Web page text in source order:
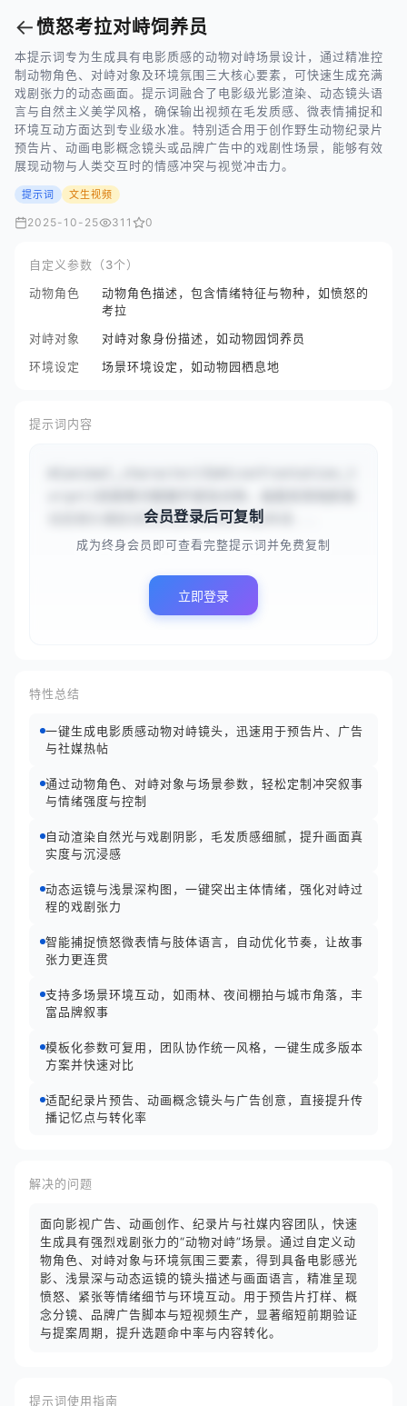
←愤怒考拉对峙饲养员
本提示词专为生成具有电影质感的动物对峙场景设计，通过精准控
制动物角色、对峙对象及环境氛围三大核心要素，可快速生成充满
戏剧张力的动态画面。提示词融合了电影级光影渲染、动态镜头语
言与自然主义美学风格，确保输出视频在毛发质感、微表情捕捉和
环境互动方面达到专业级水准。特别适合用于创作野生动物纪录片
预告片、动画电影概念镜头或品牌广告中的戏剧性场景，能够有效
展现动物与人类交互时的情感冲突与视觉冲击力。
提示词 文生视频
2025-10-25 311 0
自定义参数（3个）
动物角色
动物角色描述，包含情绪特征与物种，如愤怒的
考拉
对峙对象
对峙对象身份描述，如动物园饲养员
环境设定
场景环境设定，如动物园栖息地
提示词内容
动态镜头捕捉动物愤怒的微表情与肢体语...
会员登录后可复制
成为终身会员即可查看完整提示词并免费复制
立即登录
特性总结
一键生成电影质感动物对峙镜头，迅速用于预告片、广告
与社媒热帖
通过动物角色、对峙对象与场景参数，轻松定制冲突叙事
与情绪强度与控制
自动渲染自然光与戏剧阴影，毛发质感细腻，提升画面真
实度与沉浸感
动态运镜与浅景深构图，一键突出主体情绪，强化对峙过
程的戏剧张力
智能捕捉愤怒微表情与肢体语言，自动优化节奏，让故事
张力更连贯
支持多场景环境互动，如雨林、夜间棚拍与城市角落，丰
富品牌叙事
模板化参数可复用，团队协作统一风格，一键生成多版本
方案并快速对比
适配纪录片预告、动画概念镜头与广告创意，直接提升传
播记忆点与转化率
解决的问题
面向影视广告、动画创作、纪录片与社媒内容团队，快速
生成具有强烈戏剧张力的“动物对峙”场景。通过自定义动
物角色、对峙对象与环境氛围三要素，得到具备电影感光
影、浅景深与动态运镜的镜头描述与画面语言，精准呈现
愤怒、紧张等情绪细节与环境互动。用于预告片打样、概
念分镜、品牌广告脚本与短视频生产，显著缩短前期验证
与提案周期，提升选题命中率与内容转化。
提示词使用指南